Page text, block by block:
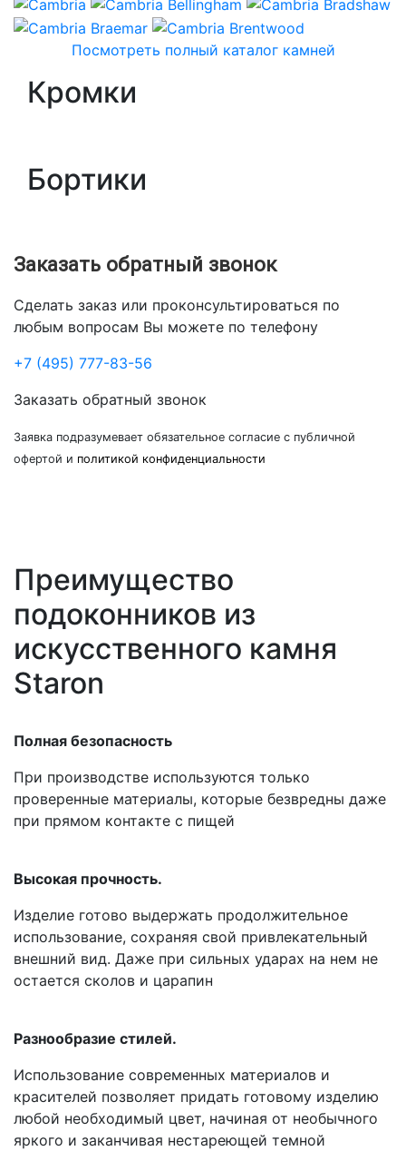
Посмотреть полный каталог камней
Кромки
Бортики
Заказать обратный звонок
Сделать заказ или проконсультироваться по
любым вопросам Вы можете по телефону
+7 (495) 777-83-56
Заказать обратный звонок
Заявка подразумевает обязательное согласие с публичной
офертой и политикой конфиденциальности
Преимущество
подоконников из
искусственного камня
Staron
Полная безопасность
При производстве используются только
проверенные материалы, которые безвредны даже
при прямом контакте с пищей
Высокая прочность.
Изделие готово выдержать продолжительное
использование, сохраняя свой привлекательный
внешний вид. Даже при сильных ударах на нем не
остается сколов и царапин
Разнообразие стилей.
Использование современных материалов и
красителей позволяет придать готовому изделию
любой необходимый цвет, начиная от необычного
яркого и заканчивая нестареющей темной